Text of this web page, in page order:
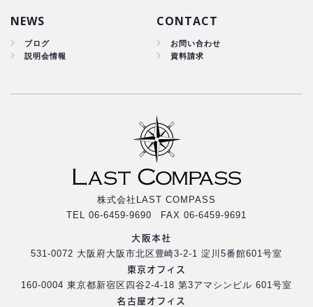
NEWS
ブログ
説明会情報
CONTACT
お問い合わせ
資料請求
株式会社LAST COMPASS
TEL 06-6459-9690 FAX 06-6459-9691
大阪本社
531-0072 大阪府大阪市北区豊崎3-2-1 淀川5番館601号室
東京オフィス
160-0004 東京都新宿区四谷2-4-18 第3アマシンビル 601号室
名古屋オフィス